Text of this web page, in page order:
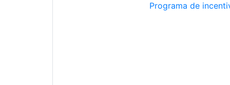
Programa de